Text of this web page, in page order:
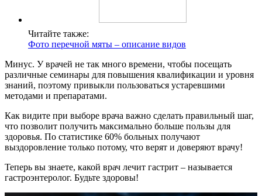
Читайте также:
Фото перечной мяты – описание видов
Минус. У врачей не так много времени, чтобы посещать
различные семинары для повышения квалификации и уровня
знаний, поэтому привыкли пользоваться устаревшими
методами и препаратами.
Как видите при выборе врача важно сделать правильный шаг,
что позволит получить максимально больше пользы для
здоровья. По статистике 60% больных получают
выздоровление только потому, что верят и доверяют врачу!
Теперь вы знаете, какой врач лечит гастрит – называется
гастроэнтеролог. Будьте здоровы!